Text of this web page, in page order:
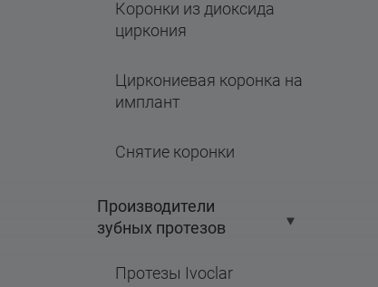
Коронки из диоксида
циркония
Циркониевая коронка на
имплант
Снятие коронки
Производители
зубных протезов
Протезы Ivoclar